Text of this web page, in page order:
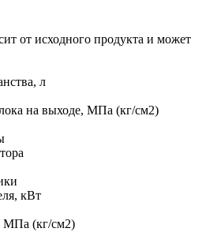
от исходного продукта и может
л
на выходе, МПа (кг/см2)
кВт
МПа (кг/см2)